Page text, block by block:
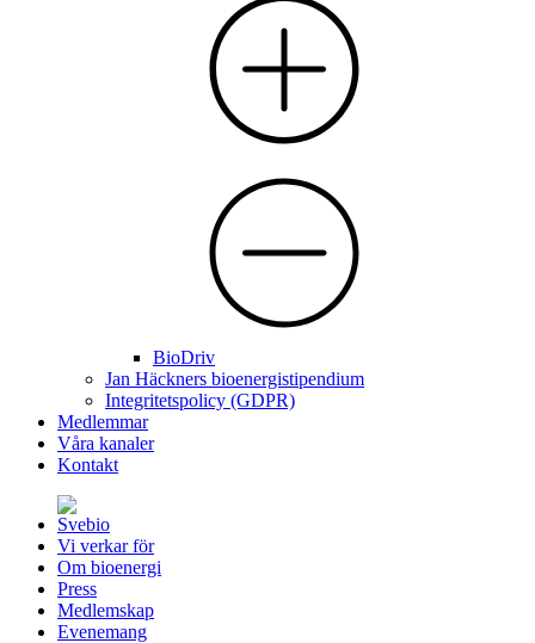
BioDriv
Jan Häckners bioenergistipendium
Integritetspolicy (GDPR)
Medlemmar
Våra kanaler
Kontakt
Vi verkar för
Om bioenergi
Press
Medlemskap
Evenemang